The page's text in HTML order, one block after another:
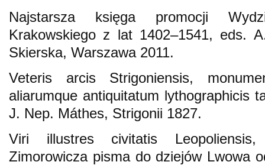
Najstarsza księga promocji
Krakowskiego z lat 1402–1541, eds.
Skierska, Warszawa 2011.
Veteris arcis Strigoniensis,
aliarumque antiquitatum lythographicis
J. Nep. Máthes, Strigonii 1827.
Viri illustres civitatis
Zimorowicza pisma do dziejów Lwowa